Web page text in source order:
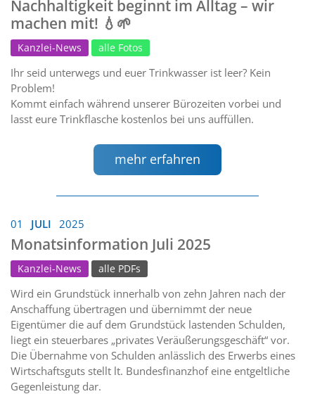
Nachhaltigkeit beginnt im Alltag – wir
machen mit! 💧🌱
Kanzlei-News alle Fotos
Ihr seid unterwegs und euer Trinkwasser ist leer? Kein
Problem!
Kommt einfach während unserer Bürozeiten vorbei und
lasst eure Trinkflasche kostenlos bei uns auffüllen.
mehr erfahren
01 JULI 2025
Monatsinformation Juli 2025
Kanzlei-News alle PDFs
Wird ein Grundstück innerhalb von zehn Jahren nach der
Anschaffung übertragen und übernimmt der neue
Eigentümer die auf dem Grundstück lastenden Schulden,
liegt ein steuerbares „privates Veräußerungsgeschäft“ vor.
Die Übernahme von Schulden anlässlich des Erwerbs eines
Wirtschaftsguts stellt lt. Bundesfinanzhof eine entgeltliche
Gegenleistung dar.